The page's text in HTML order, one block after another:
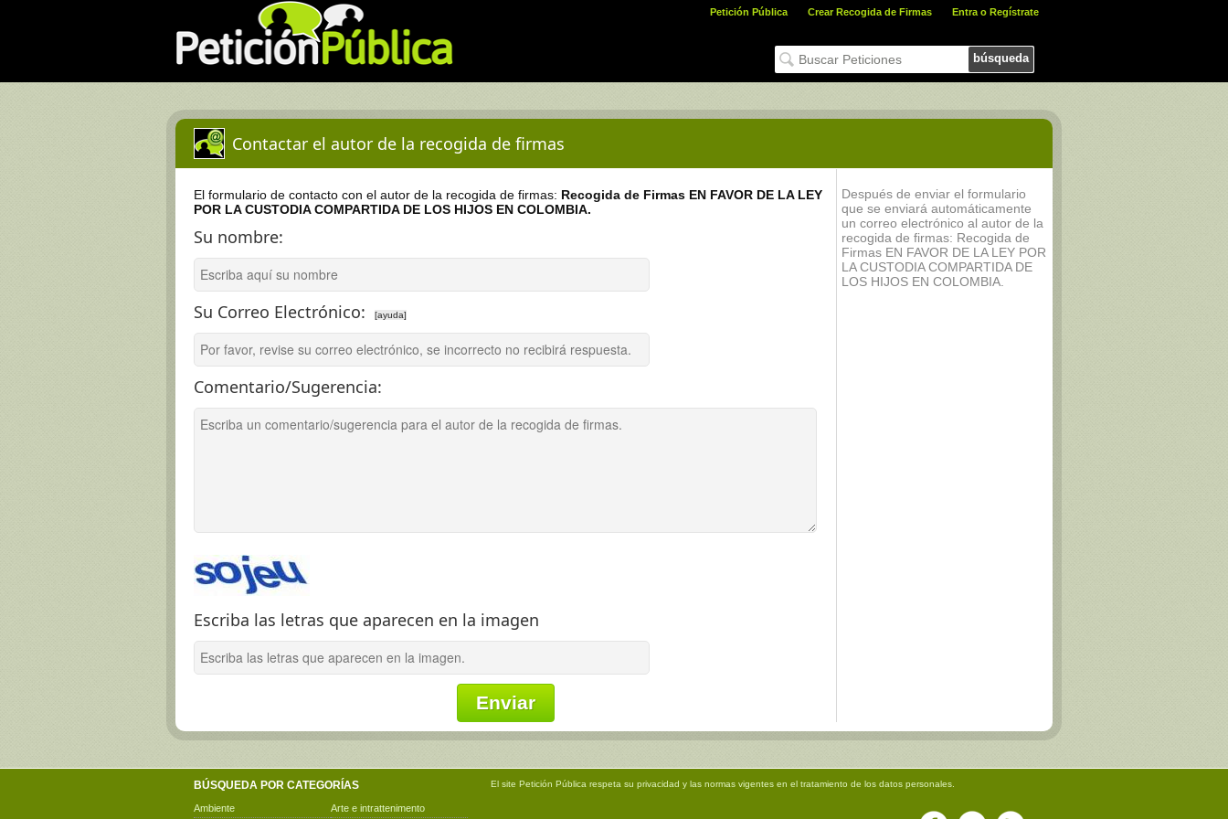
Petición Pública Crear Recogida de Firmas Entra o Regístrate
búsqueda
Contactar el autor de la recogida de firmas
El formulario de contacto con el autor de la recogida de firmas: Recogida de Firmas EN FAVOR DE LA LEY
POR LA CUSTODIA COMPARTIDA DE LOS HIJOS EN COLOMBIA.
Su nombre:
Su Correo Electrónico: [ayuda]
Comentario/Sugerencia:
Escriba las letras que aparecen en la imagen
Después de enviar el formulario
que se enviará automáticamente
un correo electrónico al autor de la
recogida de firmas: Recogida de
Firmas EN FAVOR DE LA LEY POR
LA CUSTODIA COMPARTIDA DE
LOS HIJOS EN COLOMBIA.
BÚSQUEDA POR CATEGORÍAS
Ambiente Arte e intrattenimento
El site Petición Pública respeta su privacidad y las normas vigentes en el tratamiento de los datos personales.